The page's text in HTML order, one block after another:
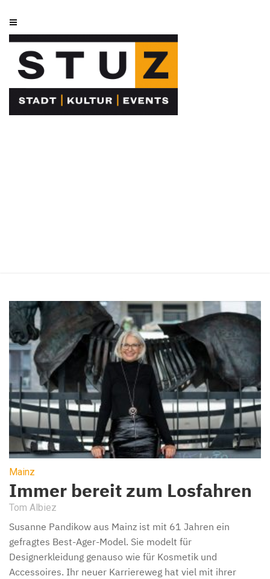
Mainz
Immer bereit zum Losfahren
Tom Albiez
Susanne Pandikow aus Mainz ist mit 61 Jahren ein
gefragtes Best-Ager-Model. Sie modelt für
Designerkleidung genauso wie für Kosmetik und
Accessoires. Ihr neuer Karriereweg hat viel mit ihrer